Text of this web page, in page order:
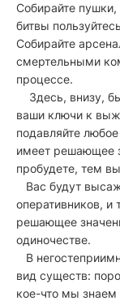
Собирайте
битвы
Собирайте
смертельными
процессе.
Здесь, внизу,
ваши ключи к
подавляйте
имеет решающее
пробудете, тем
Вас будут
оперативников, и
решающее
одиночестве.
В
вид существ:
кое-что мы знаем